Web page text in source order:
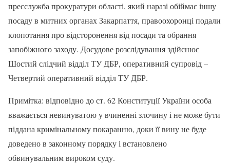
пресслужба прокуратури області, який наразі обіймає іншу
посаду в митних органах Закарпаття, правоохоронці подали
клопотання про відсторонення від посади та обрання
запобіжного заходу. Досудове розслідування здійснює
Шостий слідчий відділ ТУ ДБР, оперативний супровід –
Четвертий оперативний відділ ТУ ДБР.
Примітка: відповідно до ст. 62 Конституції України особа
вважається невинуватою у вчиненні злочину і не може бути
піддана кримінальному покаранню, доки її вину не буде
доведено в законному порядку і встановлено
обвинувальним вироком суду.